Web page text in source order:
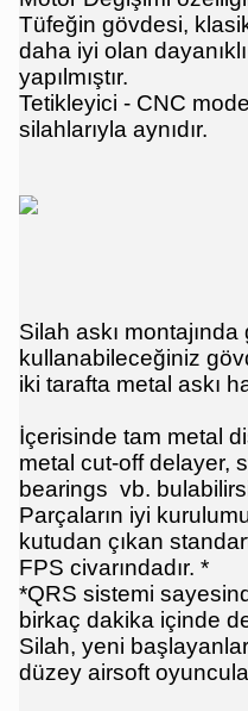
Tüfeğin gövdesi,
daha iyi olan
yapılmıştır.
Tetikleyici - CNC
silahlarıyla aynıdır.
Silah askı
kullanabileceğiniz
iki tarafta metal askı
İçerisinde tam metal
metal cut-off delayer,
bearings vb.
Parçaların iyi
kutudan çıkan
FPS civarındadır. *
*QRS sistemi
birkaç dakika içinde
Silah, yeni
düzey airsoft